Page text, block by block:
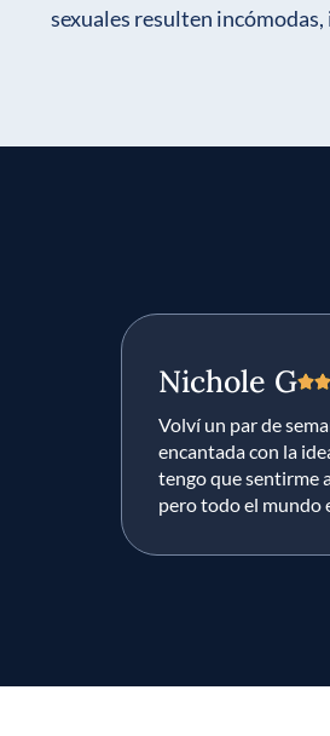
sexuales resulten
Nichole G
Volví un par de
encantada con la
tengo que sentirme
pero todo el mundo